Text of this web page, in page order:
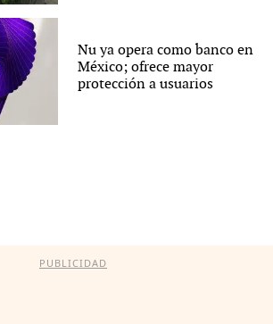
Nu ya opera como banco en
México; ofrece mayor
protección a usuarios
PUBLICIDAD